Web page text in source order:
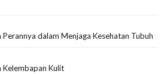
dalam Menjaga Kesehatan Tubuh
Kulit